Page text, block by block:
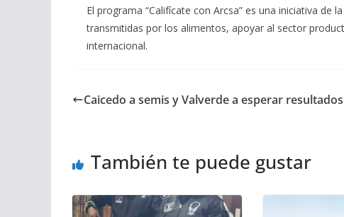
El programa “Califícate con Arcsa” es una iniciativa de
transmitidas por los alimentos, apoyar al sector
internacional.
Caicedo a semis y Valverde a esperar resultados
También te puede gustar